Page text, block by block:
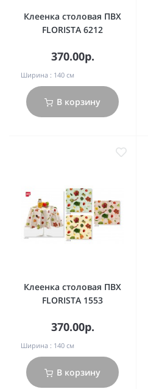
Клеенка столовая ПВХ
FLORISTA 6212
370.00р.
Ширина : 140 см
В корзину
Клеенка столовая ПВХ
FLORISTA 1553
370.00р.
Ширина : 140 см
В корзину